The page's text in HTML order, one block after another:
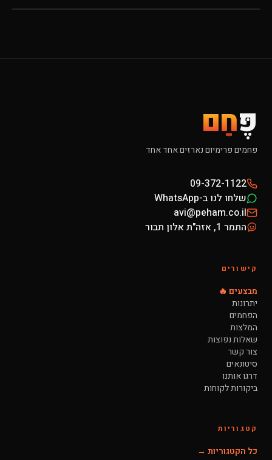
פֶּחָם
פחמים פרימיום נארזים אחד אחד
09-372-1122
שלחו לנו ב-WhatsApp
avi@peham.co.il
התמר 1, אזה"ת אלון תבור
קישורים
מבצעים 🔥
יתרונות
הפחמים
המלצות
שאלות נפוצות
צור קשר
סיטונאים
דרגו אותנו
ביקורות לקוחות
קטגוריות
כל הקטגוריות →